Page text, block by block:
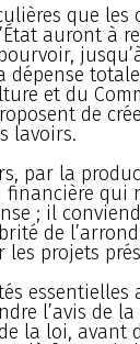
que les
auront à
et du
de
lavoirs.
par la
financière qui
; il
de
projets
essentielles
l’avis de
la loi, avant